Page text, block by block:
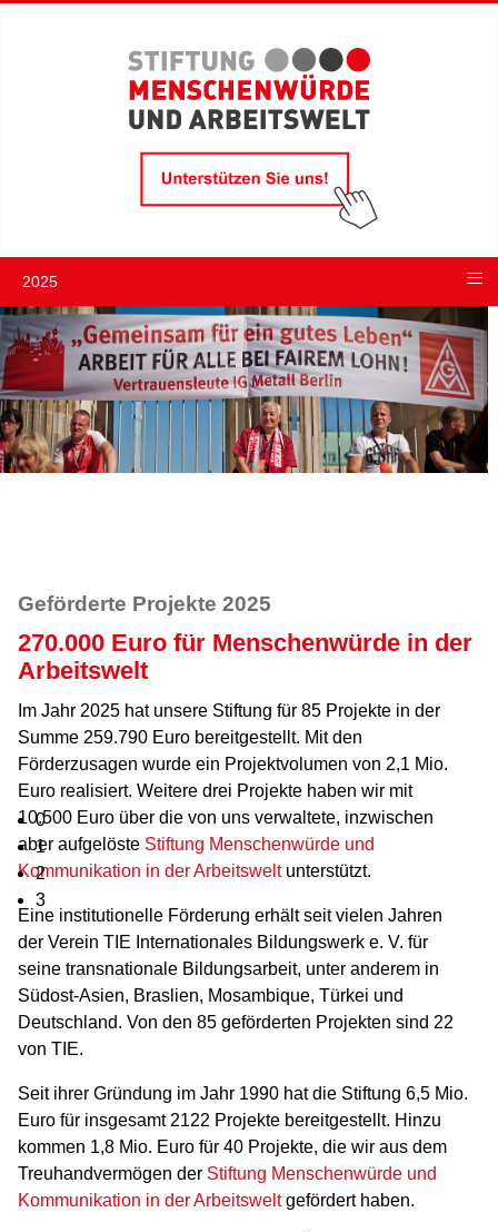
2025 ≡
0
1
2
3
Geförderte Projekte 2025
270.000 Euro für Menschenwürde in der
Arbeitswelt
Im Jahr 2025 hat unsere Stiftung für 85 Projekte in der
Summe 259.790 Euro bereitgestellt. Mit den
Förderzusagen wurde ein Projektvolumen von 2,1 Mio.
Euro realisiert. Weitere drei Projekte haben wir mit
10.500 Euro über die von uns verwaltete, inzwischen
aber aufgelöste Stiftung Menschenwürde und
Kommunikation in der Arbeitsweltunterstützt.
Eine institutionelle Förderung erhält seit vielen Jahren
der Verein TIE Internationales Bildungswerk e. V. für
seine transnationale Bildungsarbeit, unter anderem in
Südost-Asien, Braslien, Mosambique, Türkei und
Deutschland. Von den 85 geförderten Projekten sind 22
von TIE.
Seit ihrer Gründung im Jahr 1990 hat die Stiftung 6,5 Mio.
Euro für insgesamt 2122 Projekte bereitgestellt. Hinzu
kommen 1,8 Mio. Euro für 40 Projekte, die wir aus dem
Treuhandvermögen der Stiftung Menschenwürde und
Kommunikation in der Arbeitsweltgefördert haben.